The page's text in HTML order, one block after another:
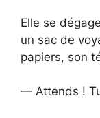
Elle se
un sac de
papiers, son
— Attends !